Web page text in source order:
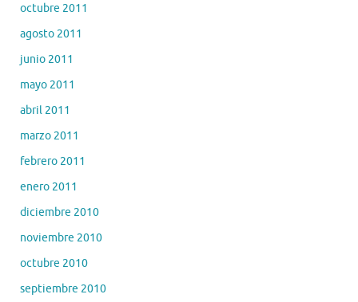
octubre 2011
agosto 2011
junio 2011
mayo 2011
abril 2011
marzo 2011
febrero 2011
enero 2011
diciembre 2010
noviembre 2010
octubre 2010
septiembre 2010